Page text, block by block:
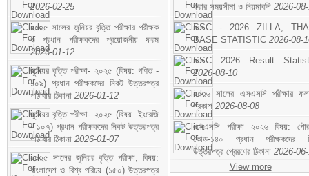
2026-02-25
২০২৫ সালের জুনিয়র বৃত্তি পরীক্ষার পরীক্ষক
ও প্রধান পরীক্ষকদের প্রয়োজনীয় ফরম
2026-01-12
জুনিয়র বৃত্তি পরীক্ষা- ২০২৫ (বিষয়: গণিত -
১০৯) প্রধান পরীক্ষকদের নিকট উত্তরপত্র
পাঠাবার ঠিকানা 2026-01-12
জুনিয়র বৃত্তি পরীক্ষা- ২০২৫ (বিষয়: ইংরেজি
- ১০৭) প্রধান পরীক্ষকদের নিকট উত্তরপত্র
পাঠাবার ঠিকানা 2026-01-07
২০২৫ সালের জুনিয়র বৃত্তি পরীক্ষা, বিষয়:
বাংলাদেশ ও বিশ্ব পরিচয় (১৫০) উত্তরপত্র
করার সময়সীমা ও নিয়মাবলি 2026-
SSC - 2026 ZILLA,
BASE STATISTIC 2026-08-
SSC 2026 Result
2026-08-10
২০২৬ সালের এসএসসি পরীক্ষার
প্রকাশ 2026-08-08
এসএসসি পরীক্ষা ২০২৬ বিষয়:
কোড-১৪০ প্রধান পরীক্ষকদের
উত্তরপত্র প্রেরণের ঠিকানা 2026-
View more